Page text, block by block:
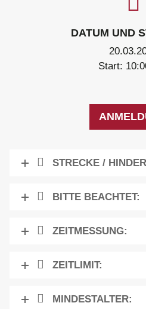
DATUM UND
Start:
STRECKE /
BITTE BEACHTET:
ZEITMESSUNG:
ZEITLIMIT:
MINDESTALTER: